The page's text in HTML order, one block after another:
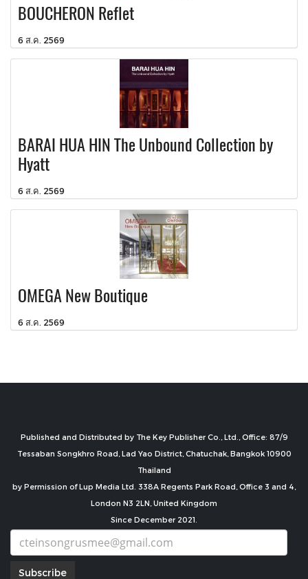
BOUCHERON Reflet
6 ส.ค. 2569
BARAI HUA HIN The Unbound Collection by
Hyatt
6 ส.ค. 2569
OMEGA New Boutique
6 ส.ค. 2569
Published and Distributed by The Key Publisher Co., Ltd., Office: 87/9
Tessaban Songkhro Road, Lad Yao District, Chatuchak, Bangkok 10900
Thailand
by Permission of Lup Media Ltd. 338A Regents Park Road, Office 3 and 4,
London N3 2LN, United Kingdom
Since December 2021.
Subscribe